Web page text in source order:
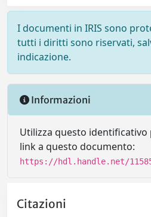
I documenti in IRIS sono
tutti i diritti sono riservati,
indicazione.
Informazioni
Utilizza questo
link a questo documento:
https://hdl.handle.net/
Citazioni